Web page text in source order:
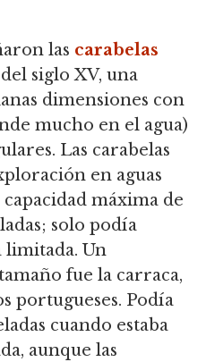
las carabelas
siglo XV, una
dimensiones con
mucho en el agua)
Las carabelas
en aguas
máxima de
solo podía
limitada. Un
fue la carraca,
portugueses. Podía
cuando estaba
aunque las